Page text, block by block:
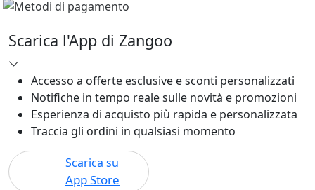
Scarica l'App di Zangoo
Accesso a offerte esclusive e sconti personalizzati
Notifiche in tempo reale sulle novità e promozioni
Esperienza di acquisto più rapida e personalizzata
Traccia gli ordini in qualsiasi momento
Scarica su
App Store